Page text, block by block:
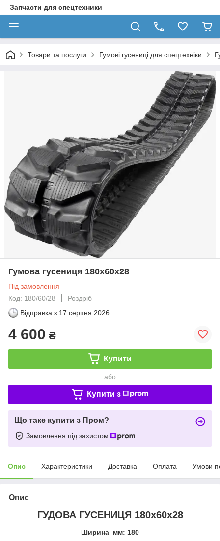
Запчасти для спецтехники
Товари та послуги Гумові гусениці для спецтехніки
Гумова гусениця 180x60x28
Під замовлення
Код: 180/60/28
Роздріб
Відправка з 17 серпня 2026
4 600 ₴
Купити
або
Купити з
Що таке купити з Пром?
Замовлення під захистом
Опис Характеристики Доставка Оплата Умови
Опис
ГУДОВА ГУСЕНИЦЯ 180x60x28
Ширина, мм: 180